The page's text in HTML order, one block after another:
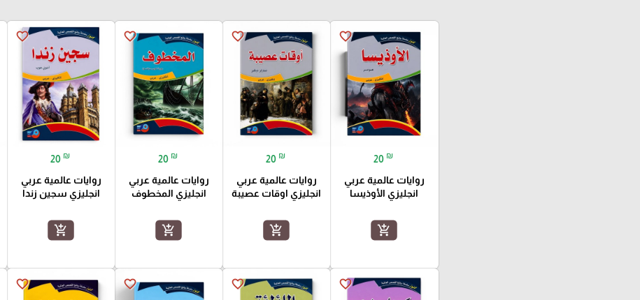
favorite_border
20 ₪
روايات عالمية عربي
انجليزي الأوذيسا
add_shopping_cart
favorite_border
20 ₪
روايات عالمية عربي
انجليزي اوقات عصيبة
add_shopping_cart
favorite_border
20 ₪
روايات عالمية عربي
انجليزي المخطوف
add_shopping_cart
favorite_border
20 ₪
روايات عالمية عربي
انجليزي سجين زندا
add_shopping_cart
favorite_border
favorite_border
favorite_border
favorite_border